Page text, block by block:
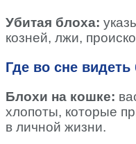
Убитая блоха:
козней, лжи,
Где во сне видеть
Блохи на кошке:
хлопоты, которые
в личной жизни.